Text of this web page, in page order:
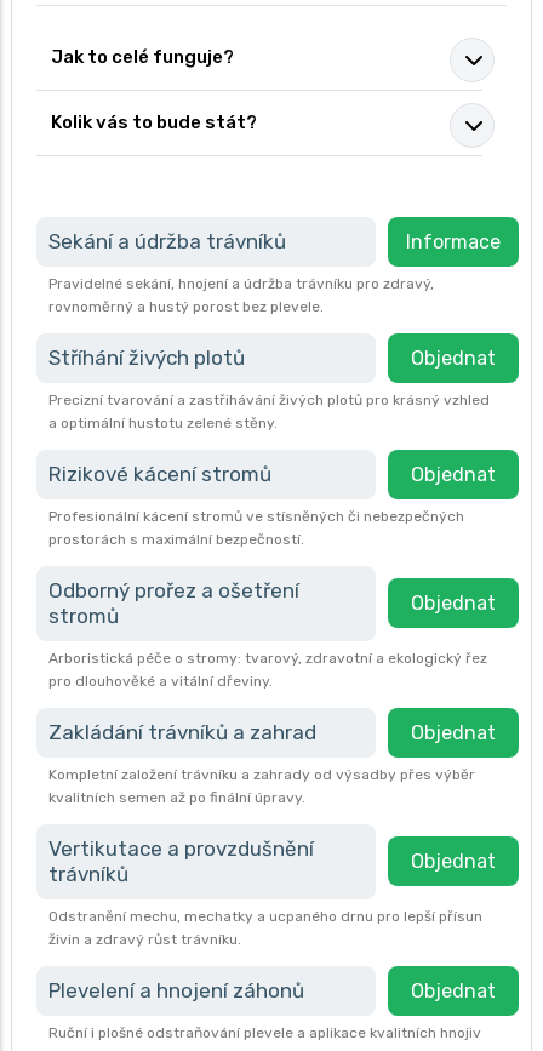
Jak to celé funguje?
Kolik vás to bude stát?
Sekání a údržba trávníků Informace
Pravidelné sekání, hnojení a údržba trávníku pro zdravý,
rovnoměrný a hustý porost bez plevele.
Stříhání živých plotů Objednat
Precizní tvarování a zastřihávání živých plotů pro krásný vzhled
a optimální hustotu zelené stěny.
Rizikové kácení stromů Objednat
Profesionální kácení stromů ve stísněných či nebezpečných
prostorách s maximální bezpečností.
Odborný prořez a ošetření
stromů
Objednat
Arboristická péče o stromy: tvarový, zdravotní a ekologický řez
pro dlouhověké a vitální dřeviny.
Zakládání trávníků a zahrad Objednat
Kompletní založení trávníku a zahrady od výsadby přes výběr
kvalitních semen až po finální úpravy.
Vertikutace a provzdušnění
trávníků
Objednat
Odstranění mechu, mechatky a ucpaného drnu pro lepší přísun
živin a zdravý růst trávníku.
Plevelení a hnojení záhonů Objednat
Ruční i plošné odstraňování plevele a aplikace kvalitních hnojiv